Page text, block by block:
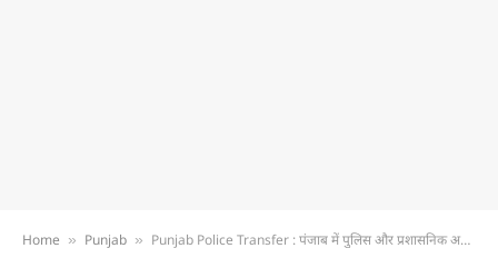
Home » Punjab » Punjab Police Transfer : पंजाब में पुलिस और प्रशासनिक अफसरों के तबादले, देखें लिस्ट